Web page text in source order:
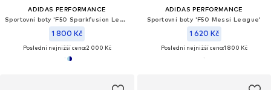
ADIDAS PERFORMANCE
Sportovní boty 'F50 Sparkfusion League'
1 800 Kč
Poslední nejnižší cena:2 000 Kč
ADIDAS PERFORMANCE
Sportovní boty 'F50 Messi League'
1 620 Kč
Poslední nejnižší cena:1 800 Kč